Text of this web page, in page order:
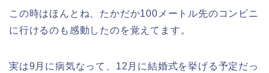
この時はほんとね、たかだか100メートル先のコンビニ
に行けるのも感動したのを覚えてます。
実は9月に病気なって、12月に結婚式を挙げる予定だっ